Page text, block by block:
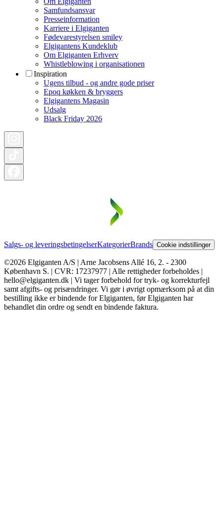
Samfundsansvar
Presseinformation
Karriere i Elgiganten
Fødevarestyrelsen smiley
Elgigantens Kundeklub
Om Elgiganten Erhverv
Whistleblowing i organisationen
Inspiration
Ugens tilbud - og andre gode priser
Epoq køkken & bryggers
Elgigantens Magasin
Udsalg
Black Friday 2026
Salgs- og leveringsbetingelserKategorierBrands Cookie indstillinger
©2026 Elgiganten A/S | Arne Jacobsens Allé 16, 2. - 2300
København S. | CVR: 17237977 | Alle rettigheder forbeholdes |
hello@elgiganten.dk | Vi tager forbehold for tryk- og korrekturfejl
samt afgifts- og prisændringer. Vi gør i øvrigt opmærksom på at din
bestilling ikke er bindende for Elgiganten, før Elgiganten har
behandlet din ordre og sendt en bindende faktura.